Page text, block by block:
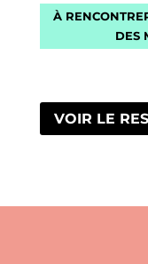
À
DES
VOIR LE